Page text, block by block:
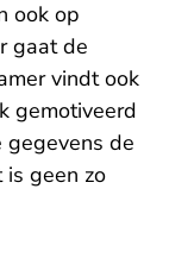
ook op
gaat de
vindt ook
gemotiveerd
gegevens de
geen zo